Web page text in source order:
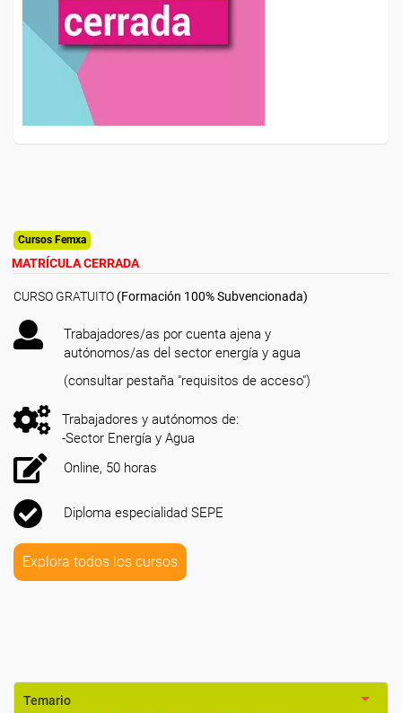
Cursos Femxa
MATRÍCULA CERRADA
CURSO GRATUITO (Formación 100% Subvencionada)
Trabajadores/as por cuenta ajena y
autónomos/as del sector energía y agua
(consultar pestaña "requisitos de acceso")
Trabajadores y autónomos de:
-Sector Energía y Agua
Online, 50 horas
Diploma especialidad SEPE
Explora todos los cursos
Temario